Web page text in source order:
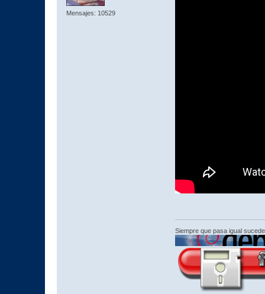
Mensajes: 10529
Siempre que pasa igual